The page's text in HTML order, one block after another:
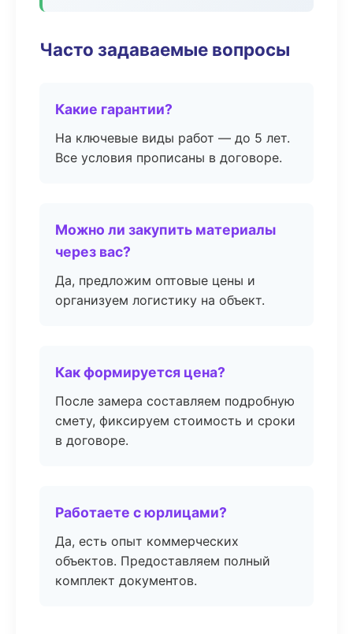
Часто задаваемые вопросы
Какие гарантии?
На ключевые виды работ — до 5 лет.
Все условия прописаны в договоре.
Можно ли закупить материалы
через вас?
Да, предложим оптовые цены и
организуем логистику на объект.
Как формируется цена?
После замера составляем подробную
смету, фиксируем стоимость и сроки
в договоре.
Работаете с юрлицами?
Да, есть опыт коммерческих
объектов. Предоставляем полный
комплект документов.